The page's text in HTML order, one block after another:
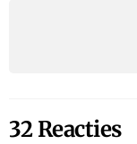
32 Reacties